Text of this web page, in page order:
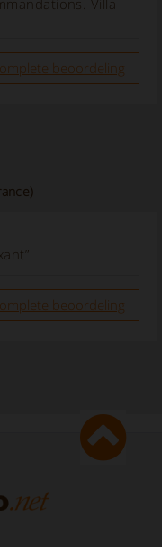
Villa
beoordeling
beoordeling